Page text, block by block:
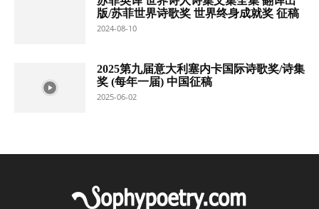
版/苏菲世界诗歌奖 世界终身成就奖 征稿
2024-08-10
2025第九届意大利塞内卡国际诗歌奖/诗集
奖 (每年一届) 中国征稿
2025-06-02